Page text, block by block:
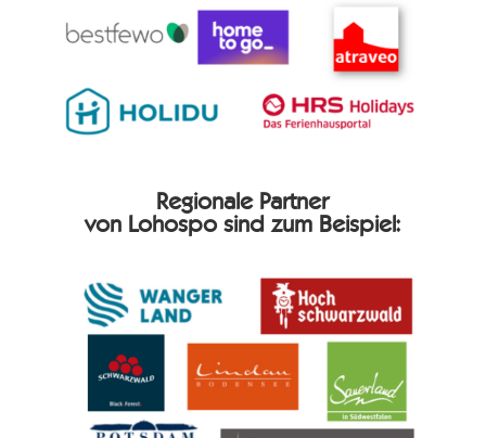
Regionale Partner
von Lohospo sind zum Beispiel: